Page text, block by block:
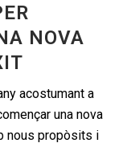
NOVA
acostumant a
una nova
nous propòsits i